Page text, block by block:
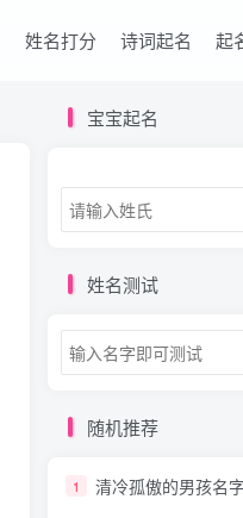
姓名打分 诗词起名 起
宝宝起名
姓名测试
随机推荐
1 清冷孤傲的男孩名